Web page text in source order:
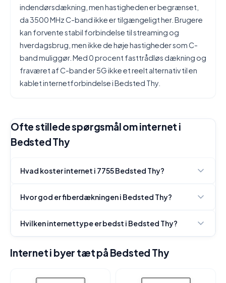
indendørsdækning, men hastigheden er begrænset,
da 3500 MHz C-band ikke er tilgængeligt her. Brugere
kan forvente stabil forbindelse til streaming og
hverdagsbrug, men ikke de høje hastigheder som C-
band muliggør. Med 0 procent fasttrådløs dækning og
fraværet af C-band er 5G ikke et reelt alternativ til en
kablet internetforbindelse i Bedsted Thy.
Ofte stillede spørgsmål om internet i
Bedsted Thy
Hvad koster internet i 7755 Bedsted Thy?
Hvor god er fiberdækningen i Bedsted Thy?
Hvilken internettype er bedst i Bedsted Thy?
Internet i byer tæt på Bedsted Thy